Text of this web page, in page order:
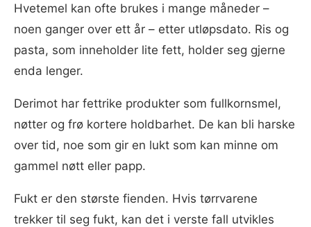
Hvetemel kan ofte brukes i mange måneder –
noen ganger over ett år – etter utløpsdato. Ris og
pasta, som inneholder lite fett, holder seg gjerne
enda lenger.
Derimot har fettrike produkter som fullkornsmel,
nøtter og frø kortere holdbarhet. De kan bli harske
over tid, noe som gir en lukt som kan minne om
gammel nøtt eller papp.
Fukt er den største fienden. Hvis tørrvarene
trekker til seg fukt, kan det i verste fall utvikles